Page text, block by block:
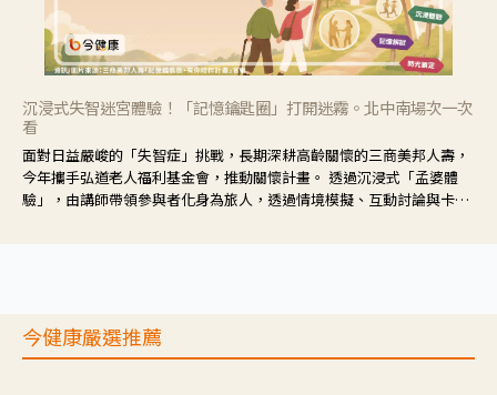
沉浸式失智迷宮體驗！「記憶鑰匙圈」打開迷霧。北中南場次一次
看
面對日益嚴峻的「失智症」挑戰，長期深耕高齡關懷的三商美邦人壽，
今年攜手弘道老人福利基金會，推動關懷計畫。 透過沉浸式「孟婆體
驗」，由講師帶領參與者化身為旅人，透過情境模擬、互動討論與卡牌
今健康嚴選推薦